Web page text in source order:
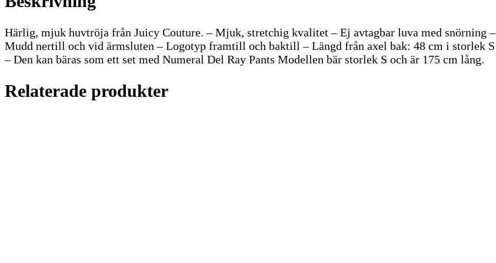
Härlig, mjuk huvtröja från Juicy Couture. – Mjuk, stretchig kvalitet – Ej avtagbar luva med snörning –
Mudd nertill och vid ärmsluten – Logotyp framtill och baktill – Längd från axel bak: 48 cm i storlek S
– Den kan bäras som ett set med Numeral Del Ray Pants Modellen bär storlek S och är 175 cm lång.
Relaterade produkter